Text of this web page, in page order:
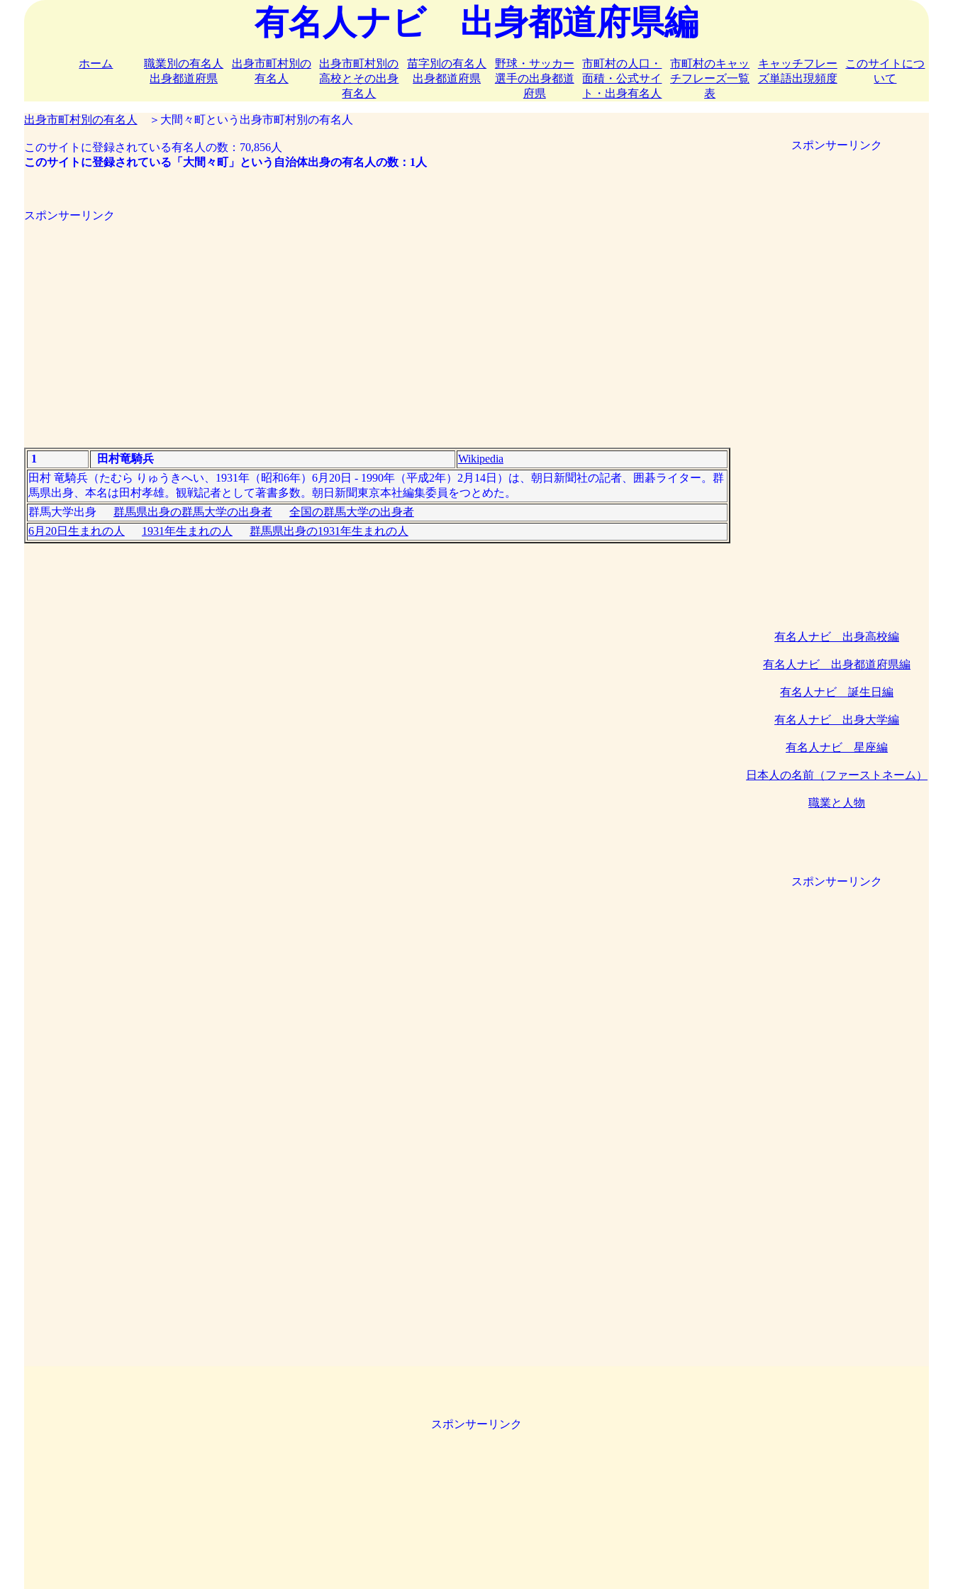
有名人ナビ 出身都道府県編
ホーム
職業別の有名人
出身都道府県
出身市町村別の
有名人
出身市町村別の
高校とその出身
有名人
苗字別の有名人
出身都道府県
野球・サッカー
選手の出身都道
府県
市町村の人口・
面積・公式サイ
ト・出身有名人
市町村のキャッ
チフレーズ一覧
表
キャッチフレー
ズ単語出現頻度
このサイトにつ
いて
出身市町村別の有名人 ＞大間々町という出身市町村別の有名人
このサイトに登録されている有名人の数：70,856人
このサイトに登録されている「大間々町」という自治体出身の有名人の数：1人
スポンサーリンク
1 田村竜騎兵
Wikipedia
田村 竜騎兵（たむら りゅうきへい、1931年（昭和6年）6月20日 - 1990年（平成2年）2月14日）は、朝日新聞社の記者、囲碁ライター。群
馬県出身、本名は田村孝雄。観戦記者として著書多数。朝日新聞東京本社編集委員をつとめた。
群馬大学出身 群馬県出身の群馬大学の出身者
全国の群馬大学の出身者
6月20日生まれの人
1931年生まれの人 群馬県出身の1931年生まれの人
スポンサーリンク
有名人ナビ 出身高校編
有名人ナビ 出身都道府県編
有名人ナビ 誕生日編
有名人ナビ 出身大学編
有名人ナビ 星座編
日本人の名前（ファーストネーム）
職業と人物
スポンサーリンク
スポンサーリンク